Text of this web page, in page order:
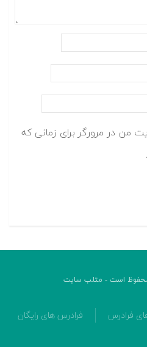
من در مرورگر برای زمانی که
است - متلب سایت
فرادرس
فرادرس های رایگان